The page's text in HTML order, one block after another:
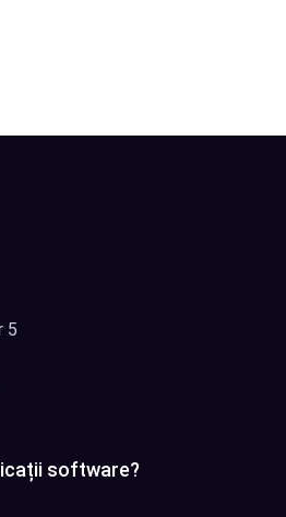
5
software?